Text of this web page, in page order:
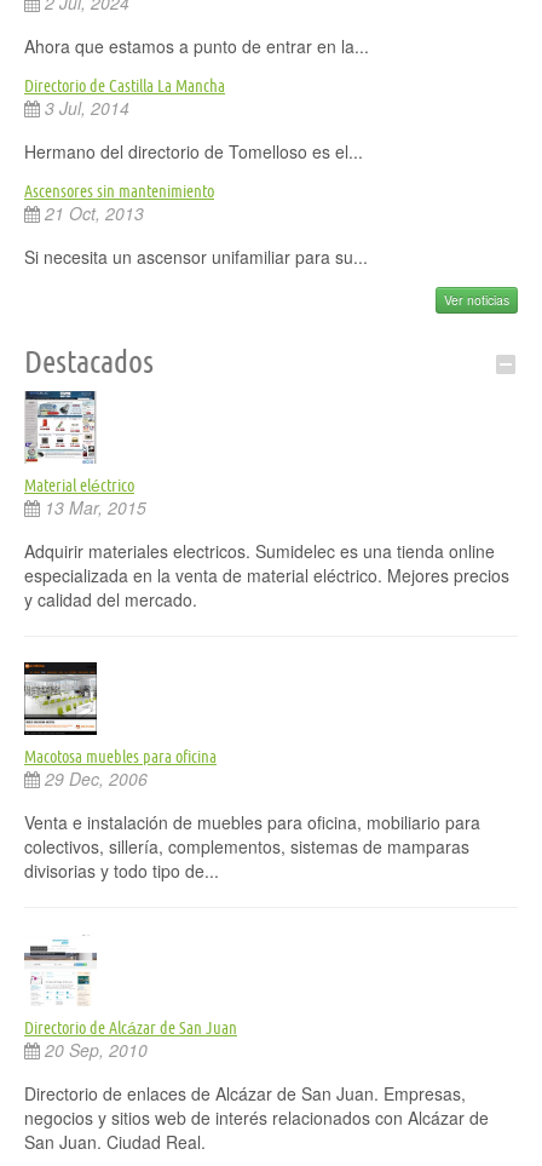
Ahora que estamos a punto de entrar en la...
Directorio de Castilla La Mancha
3 Jul, 2014
Hermano del directorio de Tomelloso es el...
Ascensores sin mantenimiento
21 Oct, 2013
Si necesita un ascensor unifamiliar para su...
Ver noticias
Destacados
Material eléctrico
13 Mar, 2015
Adquirir materiales electricos. Sumidelec es una tienda online
especializada en la venta de material eléctrico. Mejores precios
y calidad del mercado.
Macotosa muebles para oficina
29 Dec, 2006
Venta e instalación de muebles para oficina, mobiliario para
colectivos, sillería, complementos, sistemas de mamparas
divisorias y todo tipo de...
Directorio de Alcázar de San Juan
20 Sep, 2010
Directorio de enlaces de Alcázar de San Juan. Empresas,
negocios y sitios web de interés relacionados con Alcázar de
San Juan. Ciudad Real.